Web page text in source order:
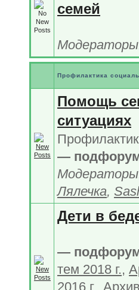
семей
Профилактика
Помощь
ситуациях
—
Лялечка,
Дети в
—
тем 2018 г.,
2016 г.